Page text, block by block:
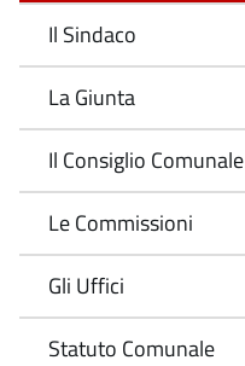
Il Sindaco
La Giunta
Il Consiglio Comunale
Le Commissioni
Gli Uffici
Statuto Comunale